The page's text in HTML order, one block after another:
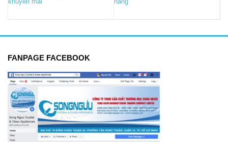
FANPAGE FACEBOOK